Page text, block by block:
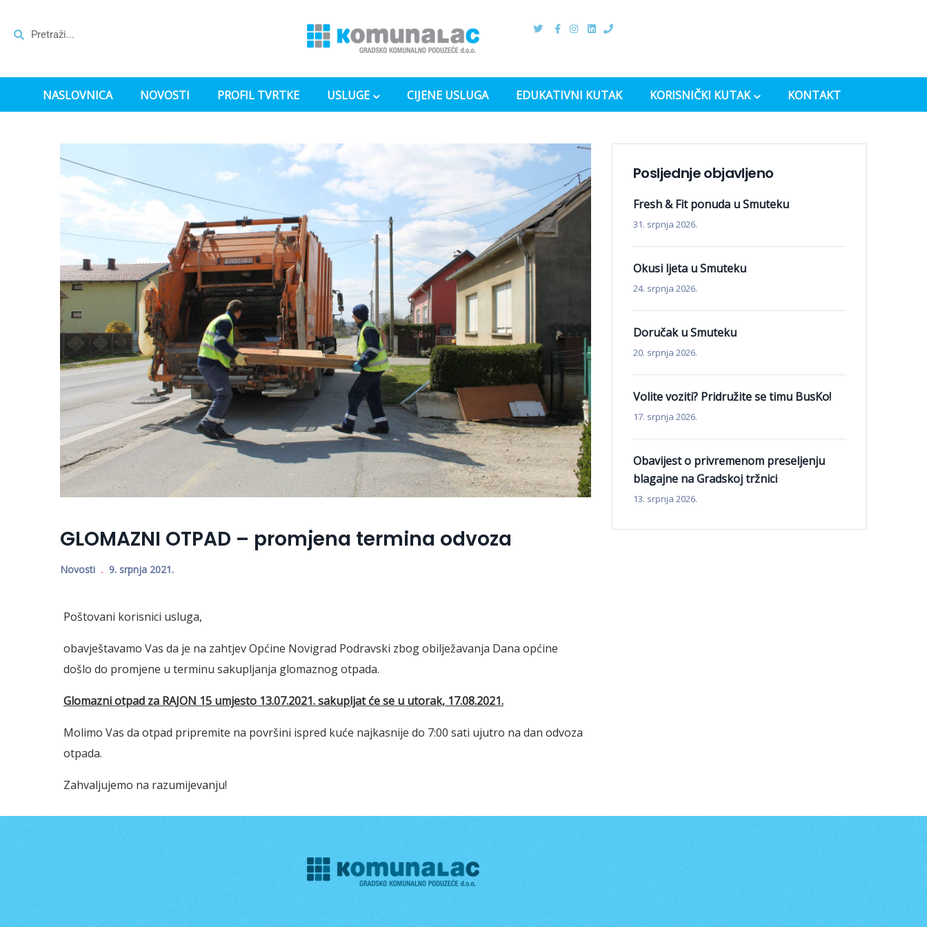
NASLOVNICA NOVOSTI PROFIL TVRTKE USLUGE CIJENE USLUGA EDUKATIVNI KUTAK KORISNIČKI KUTAK KONTAKT
GLOMAZNI OTPAD – promjena termina odvoza
Novosti 9. srpnja 2021.
Poštovani korisnici usluga,
obavještavamo Vas da je na zahtjev Općine Novigrad Podravski zbog obilježavanja Dana općine
došlo do promjene u terminu sakupljanja glomaznog otpada.
Glomazni otpad za RAJON 15 umjesto 13.07.2021. sakupljat će se u utorak, 17.08.2021.
Molimo Vas da otpad pripremite na površini ispred kuće najkasnije do 7:00 sati ujutro na dan odvoza
otpada.
Zahvaljujemo na razumijevanju!
Posljednje objavljeno
Fresh & Fit ponuda u Smuteku
31. srpnja 2026.
Okusi ljeta u Smuteku
24. srpnja 2026.
Doručak u Smuteku
20. srpnja 2026.
Volite voziti? Pridružite se timu BusKo!
17. srpnja 2026.
Obavijest o privremenom preseljenju
blagajne na Gradskoj tržnici
13. srpnja 2026.